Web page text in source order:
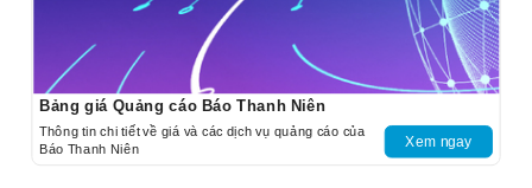
Bảng giá Quảng cáo Báo Thanh Niên
Thông tin chi tiết về giá và các dịch vụ quảng cáo của
Báo Thanh Niên
Xem ngay